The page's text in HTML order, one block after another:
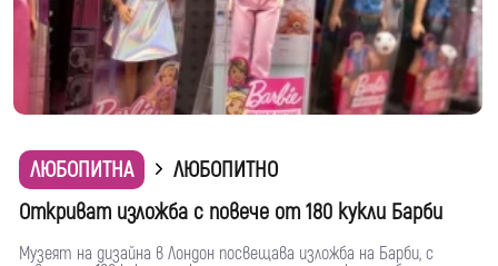
ЛЮБОПИТНА
ЛЮБОПИТНО
Откриват изложба с повече от 180 кукли Барби
Музеят на дизайна в Лондон посвещава изложба на Барби, с